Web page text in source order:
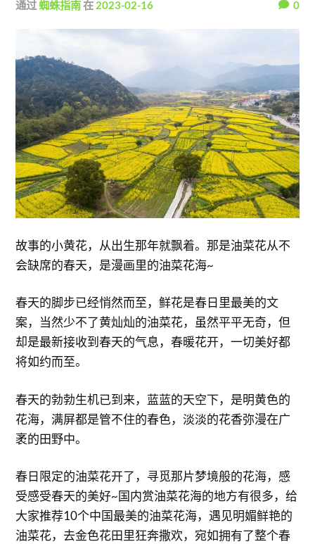
通过蜘蛛指南在 2023-02-16 0
故事的小黄花，从出生那年就飘着。那是油菜花从不
会缺席的春天，是漫画里的油菜花海~
春天的脚步已经悄然而至，鲜花是春日里最美的文
案，当然少不了黄灿灿的油菜花，虽然平平无奇，但
却是最新接收到春天的气息，春暖花开，一切美好都
将如约而至。
春天的勃勃生机已到来，蓝蓝的天空下，是明黄色的
花海，满屏都是管不住的春色，淡淡的花香弥漫在广
袤的田野中。
春日限定的油菜花开了，寻觅那片梦境般的花海，感
受感受春天的美好~国内赏油菜花海的地方有很多，给
大家推荐10个中国最美的油菜花海，遇见明媚鲜艳的
油菜花，去金色花田里狂奔撒欢，宛如拥有了整个春